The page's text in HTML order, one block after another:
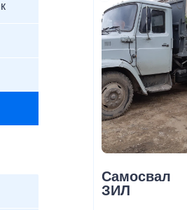
Самосвал
ЗИЛ